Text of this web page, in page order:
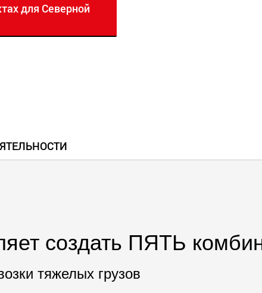
для Северной
создать ПЯТЬ
тяжелых грузов